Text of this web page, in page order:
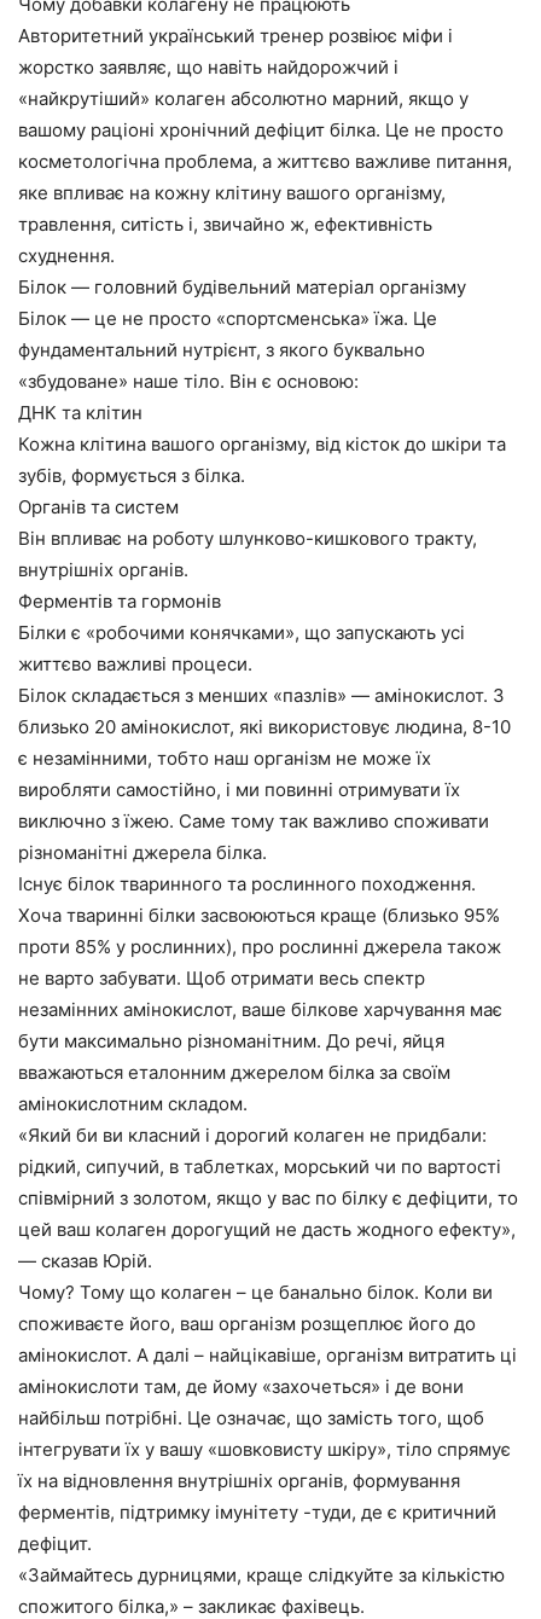
Авторитетний український тренер розвіює міфи і
жорстко заявляє, що навіть найдорожчий і
«найкрутіший» колаген абсолютно марний, якщо у
вашому раціоні хронічний дефіцит білка. Це не просто
косметологічна проблема, а життєво важливе питання,
яке впливає на кожну клітину вашого організму,
травлення, ситість і, звичайно ж, ефективність
схуднення.
Білок — головний будівельний матеріал організму
Білок — це не просто «спортсменська» їжа. Це
фундаментальний нутрієнт, з якого буквально
«збудоване» наше тіло. Він є основою:
ДНК та клітин
Кожна клітина вашого організму, від кісток до шкіри та
зубів, формується з білка.
Органів та систем
Він впливає на роботу шлунково-кишкового тракту,
внутрішніх органів.
Ферментів та гормонів
Білки є «робочими конячками», що запускають усі
життєво важливі процеси.
Білок складається з менших «пазлів» — амінокислот. З
близько 20 амінокислот, які використовує людина, 8-10
є незамінними, тобто наш організм не може їх
виробляти самостійно, і ми повинні отримувати їх
виключно з їжею. Саме тому так важливо споживати
різноманітні джерела білка.
Існує білок тваринного та рослинного походження.
Хоча тваринні білки засвоюються краще (близько 95%
проти 85% у рослинних), про рослинні джерела також
не варто забувати. Щоб отримати весь спектр
незамінних амінокислот, ваше білкове харчування має
бути максимально різноманітним. До речі, яйця
вважаються еталонним джерелом білка за своїм
амінокислотним складом.
«Який би ви класний і дорогий колаген не придбали:
рідкий, сипучий, в таблетках, морський чи по вартості
співмірний з золотом, якщо у вас по білку є дефіцити, то
цей ваш колаген дорогущий не дасть жодного ефекту»,
— сказав Юрій.
Чому? Тому що колаген – це банально білок. Коли ви
споживаєте його, ваш організм розщеплює його до
амінокислот. А далі – найцікавіше, організм витратить ці
амінокислоти там, де йому «захочеться» і де вони
найбільш потрібні. Це означає, що замість того, щоб
інтегрувати їх у вашу «шовковисту шкіру», тіло спрямує
їх на відновлення внутрішніх органів, формування
ферментів, підтримку імунітету -туди, де є критичний
дефіцит.
«Займайтесь дурницями, краще слідкуйте за кількістю
спожитого білка,» – закликає фахівець.